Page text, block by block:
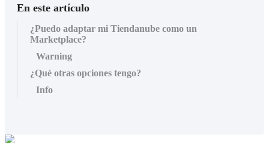
En este artículo
¿Puedo adaptar mi Tiendanube como un
Marketplace?
Warning
¿Qué otras opciones tengo?
Info